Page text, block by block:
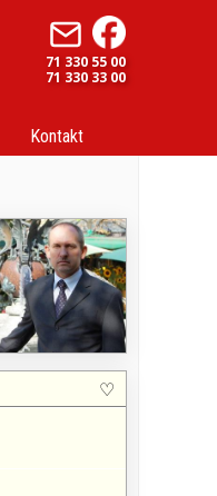
71 330 55 00
71 330 33 00
Kontakt